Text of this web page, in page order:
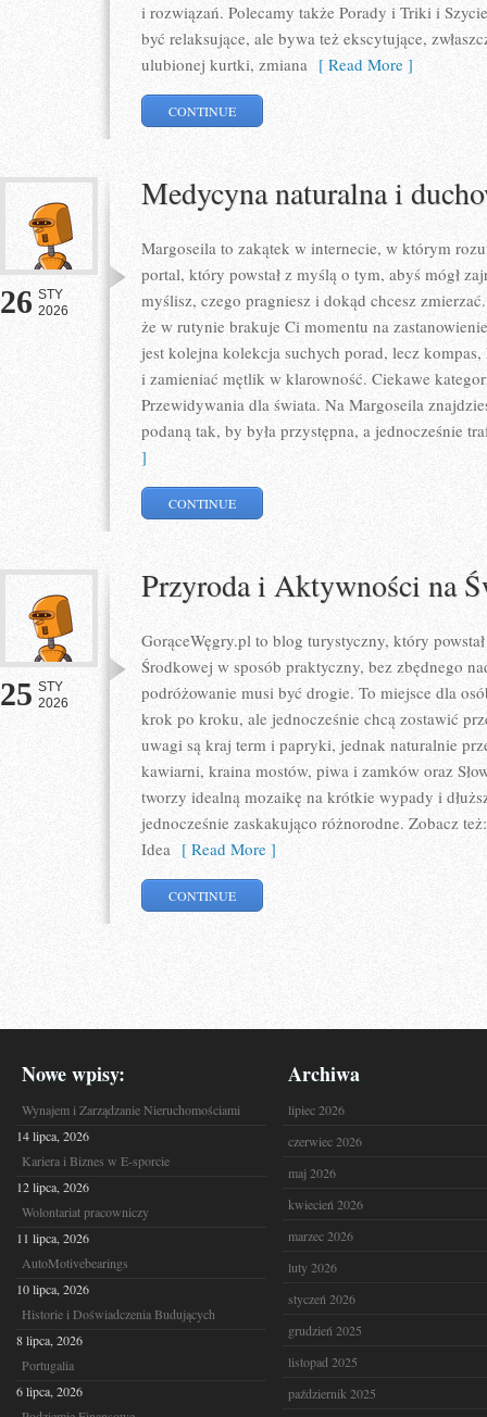
i rozwiązań. Polecamy także Porady i Triki i
być relaksujące, ale bywa też ekscytujące,
ulubionej kurtki, zmiana [ Read More ]
CONTINUE
26 STY
2026
Medycyna naturalna i
Margoseila to zakątek w internecie, w którym
portal, który powstał z myślą o tym, abyś mógł
myślisz, czego pragniesz i dokąd chcesz
że w rutynie brakuje Ci momentu na
jest kolejna kolekcja suchych porad, lecz
i zamieniać mętlik w klarowność. Ciekawe
Przewidywania dla świata. Na Margoseila
podaną tak, by była przystępna, a jednocześnie
]
CONTINUE
25 STY
2026
Przyroda i Aktywności na
GorąceWęgry.pl to blog turystyczny, który
Środkowej w sposób praktyczny, bez zbędnego
podróżowanie musi być drogie. To miejsce dla
krok po kroku, ale jednocześnie chcą zostawić
uwagi są kraj term i papryki, jednak naturalnie
kawiarni, kraina mostów, piwa i zamków oraz
tworzy idealną mozaikę na krótkie wypady i
jednocześnie zaskakująco różnorodne. Zobacz
Idea [ Read More ]
CONTINUE
Nowe wpisy:
Wynajem i Zarządzanie Nieruchomościami
14 lipca, 2026
Kariera i Biznes w E-sporcie
12 lipca, 2026
Wolontariat pracowniczy
11 lipca, 2026
AutoMotivebearings
10 lipca, 2026
Historie i Doświadczenia Budujących
8 lipca, 2026
Portugalia
6 lipca, 2026
Archiwa
lipiec 2026
czerwiec 2026
maj 2026
kwiecień 2026
marzec 2026
luty 2026
styczeń 2026
grudzień 2025
listopad 2025
październik 2025